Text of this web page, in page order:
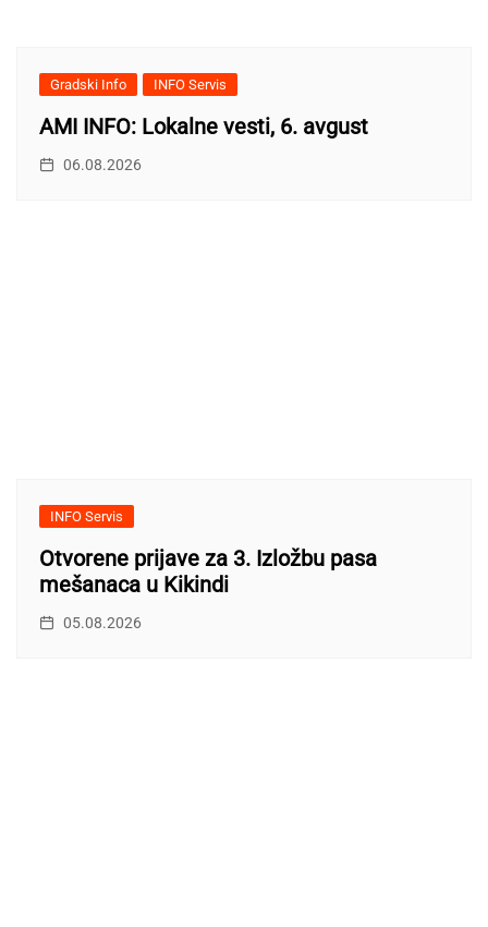
Gradski Info INFO Servis
AMI INFO: Lokalne vesti, 6. avgust
06.08.2026
INFO Servis
Otvorene prijave za 3. Izložbu pasa
mešanaca u Kikindi
05.08.2026